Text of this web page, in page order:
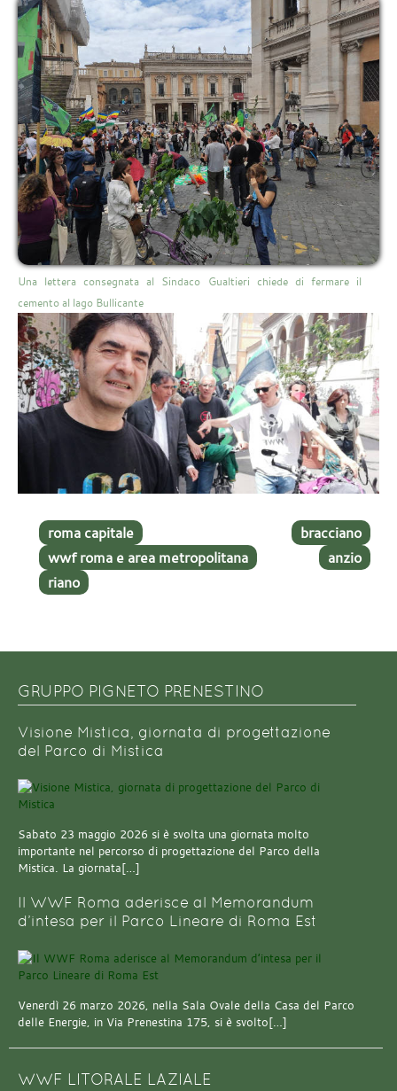
Una lettera consegnata al Sindaco Gualtieri chiede di fermare il
cemento al lago Bullicante
roma capitale
bracciano
wwf roma e area metropolitana
anzio
riano
GRUPPO PIGNETO PRENESTINO
Visione Mistica, giornata di progettazione
del Parco di Mistica
Sabato 23 maggio 2026 si è svolta una giornata molto
importante nel percorso di progettazione del Parco della
Mistica. La giornata[…]
Il WWF Roma aderisce al Memorandum
d’intesa per il Parco Lineare di Roma Est
Venerdì 26 marzo 2026, nella Sala Ovale della Casa del Parco
delle Energie, in Via Prenestina 175, si è svolto[…]
WWF LITORALE LAZIALE